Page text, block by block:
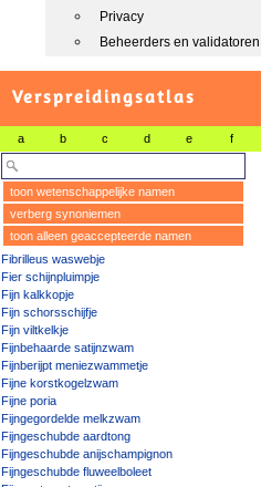
Privacy
Beheerders en validatoren
Verspreidingsatlas
a b c d e f
toon wetenschappelijke namen
verberg synoniemen
toon alleen geaccepteerde namen
Fibrilleus waswebje
Fier schijnpluimpje
Fijn kalkkopje
Fijn schorsschijfje
Fijn viltkelkje
Fijnbehaarde satijnzwam
Fijnberijpt meniezwammetje
Fijne korstkogelzwam
Fijne poria
Fijngegordelde melkzwam
Fijngeschubde aardtong
Fijngeschubde anijschampignon
Fijngeschubde fluweelboleet